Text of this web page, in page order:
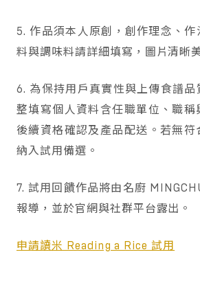
5. 作品須本人原創，創作理念、作
料與調味料請詳細填寫，圖片清晰
6. 為保持用戶真實性與上傳食譜品
整填寫個人資料含任職單位、職稱
後續資格確認及產品配送。若無符
納入試用備選。
7. 試用回饋作品將由名廚
報導，並於官網與社群平台露出。
申請讀米 Reading a Rice 試用